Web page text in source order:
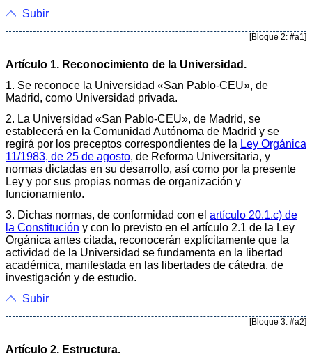
Subir
[Bloque 2: #a1]
Artículo 1. Reconocimiento de la Universidad.
1. Se reconoce la Universidad «San Pablo-CEU», de
Madrid, como Universidad privada.
2. La Universidad «San Pablo-CEU», de Madrid, se
establecerá en la Comunidad Autónoma de Madrid y se
regirá por los preceptos correspondientes de la Ley Orgánica
11/1983, de 25 de agosto, de Reforma Universitaria, y
normas dictadas en su desarrollo, así como por la presente
Ley y por sus propias normas de organización y
funcionamiento.
3. Dichas normas, de conformidad con el artículo 20.1.c) de
la Constitución y con lo previsto en el artículo 2.1 de la Ley
Orgánica antes citada, reconocerán explícitamente que la
actividad de la Universidad se fundamenta en la libertad
académica, manifestada en las libertades de cátedra, de
investigación y de estudio.
Subir
[Bloque 3: #a2]
Artículo 2. Estructura.